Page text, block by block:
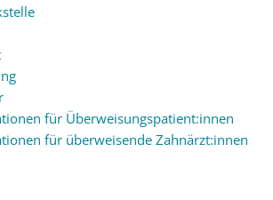
für Überweisungspatient:innen
für überweisende Zahnärzt:innen